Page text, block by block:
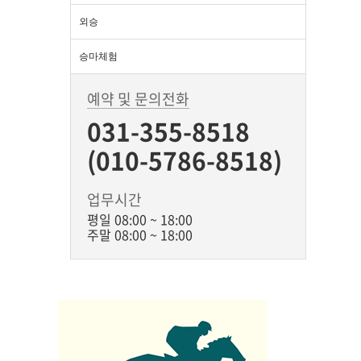
외승
승마체험
예약 및 문의전화
031-355-8518
(010-5786-8518)
업무시간
평일 08:00 ~ 18:00
주말 08:00 ~ 18:00